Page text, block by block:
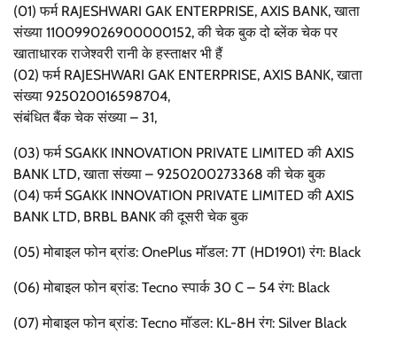
(01) फर्म RAJESHWARI GAK ENTERPRISE, AXIS BANK, खाता
संख्या 110099026900000152, की चेक बुक दो ब्लेंक चेक पर
खाताधारक राजेश्वरी रानी के हस्ताक्षर भी हैं
(02) फर्म RAJESHWARI GAK ENTERPRISE, AXIS BANK, खाता
संख्या 925020016598704,
संबंधित बैंक चेक संख्या – 31,
(03) फर्म SGAKK INNOVATION PRIVATE LIMITED की AXIS
BANK LTD, खाता संख्या – 9250200273368 की चेक बुक
(04) फर्म SGAKK INNOVATION PRIVATE LIMITED की AXIS
BANK LTD, BRBL BANK की दूसरी चेक बुक
(05) मोबाइल फोन ब्रांड: OnePlus मॉडल: 7T (HD1901) रंग: Black
(06) मोबाइल फोन ब्रांड: Tecno स्पार्क 30 C – 54 रंग: Black
(07) मोबाइल फोन ब्रांड: Tecno मॉडल: KL-8H रंग: Silver Black